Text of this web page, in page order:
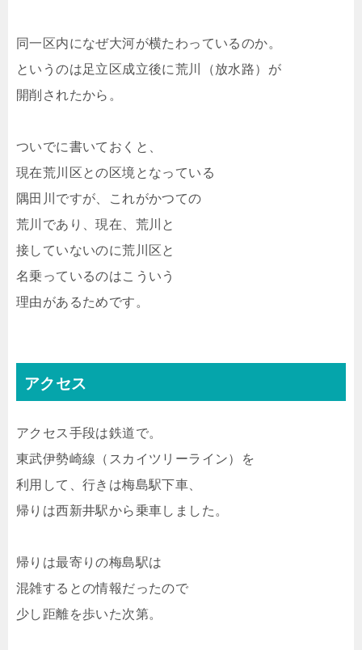
同一区内になぜ大河が横たわっているのか。
というのは足立区成立後に荒川（放水路）が
開削されたから。
ついでに書いておくと、
現在荒川区との区境となっている
隅田川ですが、これがかつての
荒川であり、現在、荒川と
接していないのに荒川区と
名乗っているのはこういう
理由があるためです。
アクセス
アクセス手段は鉄道で。
東武伊勢崎線（スカイツリーライン）を
利用して、行きは梅島駅下車、
帰りは西新井駅から乗車しました。
帰りは最寄りの梅島駅は
混雑するとの情報だったので
少し距離を歩いた次第。